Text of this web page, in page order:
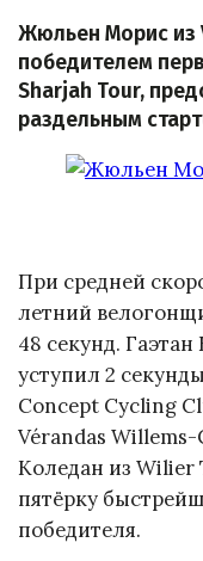
Жюльен Морис из
победителем
Sharjah Tour,
раздельным
При средней
летний
48 секунд.
уступил 2
Concept Cycling
Vérandas
Коледан из Wilier
пятёрку
победителя.